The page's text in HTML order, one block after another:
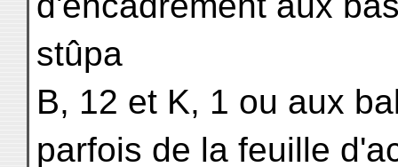
stûpa
B, 12 et K, 1 ou aux
parfois de la feuille